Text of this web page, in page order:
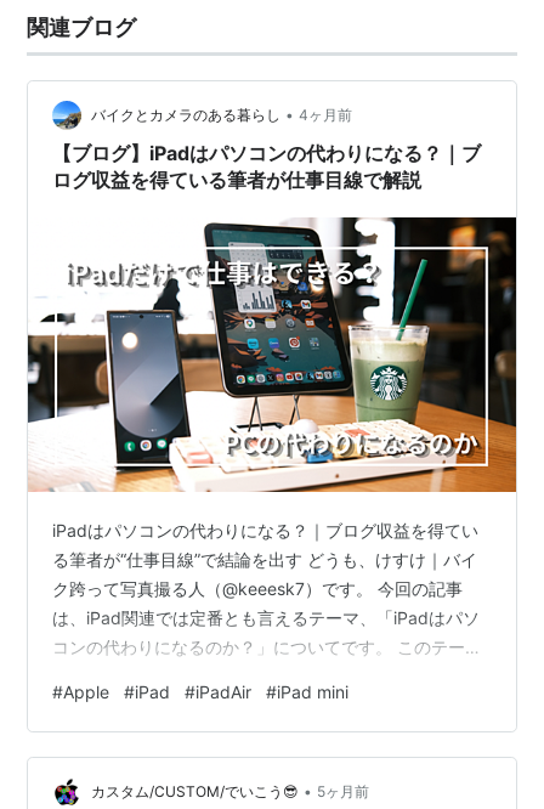
関連ブログ
バイクとカメラのある暮らし • 4ヶ月前
【ブログ】iPadはパソコンの代わりになる？｜ブ
ログ収益を得ている筆者が仕事目線で解説
iPadはパソコンの代わりになる？｜ブログ収益を得てい
る筆者が“仕事目線”で結論を出す どうも、けすけ｜バイ
ク跨って写真撮る人（@keeesk7）です。 今回の記事
は、iPad関連では定番とも言えるテーマ、「iPadはパソ
コンの代わりになるのか？」についてです。 このテーマ
集や画像編集ができる」といった機能面の紹介や、「で
きるけどPCの方が優れている」といった比較で終わって
いる印象があります。 ただ、僕の場合はそういった比較
ではなく、実際にiPadだけでブログ運営を行い、収益を
#Apple #iPad #iPadAir #iPad mini
カスタム/CUSTOM/でいこう😎 • 5ヶ月前